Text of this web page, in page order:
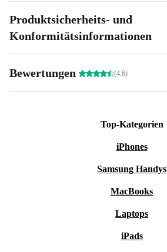
Produktsicherheits- und
Konformitätsinformationen
Bewertungen (4.6)
Top-Kategorien
iPhones
Samsung Handys
MacBooks
Laptops
iPads